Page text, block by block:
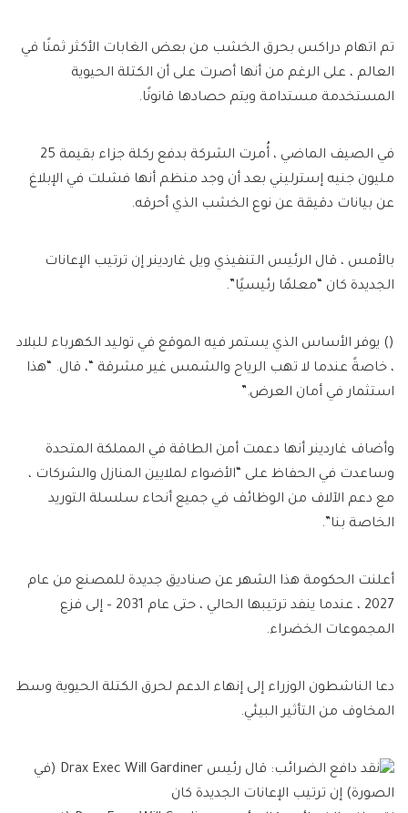
تم اتهام دراكس بحرق الخشب من بعض الغابات الأكثر ثمنًا في
العالم ، على الرغم من أنها أصرت على أن الكتلة الحيوية
المستخدمة مستدامة ويتم حصادها قانونًا.
في الصيف الماضي ، أُمرت الشركة بدفع ركلة جزاء بقيمة 25
مليون جنيه إسترليني بعد أن وجد منظم أنها فشلت في الإبلاغ
عن بيانات دقيقة عن نوع الخشب الذي أحرقه.
بالأمس ، قال الرئيس التنفيذي ويل غاردينر إن ترتيب الإعانات
الجديدة كان “معلمًا رئيسيًا”.
() يوفر الأساس الذي يستمر فيه الموقع في توليد الكهرباء للبلاد
، خاصةً عندما لا تهب الرياح والشمس غير مشرقة “، قال. “هذا
استثمار في أمان العرض.”
وأضاف غاردينر أنها دعمت أمن الطاقة في المملكة المتحدة
وساعدت في الحفاظ على “الأضواء لملايين المنازل والشركات ،
مع دعم الآلاف من الوظائف في جميع أنحاء سلسلة التوريد
الخاصة بنا”.
أعلنت الحكومة هذا الشهر عن صناديق جديدة للمصنع من عام
2027 ، عندما ينفد ترتيبها الحالي ، حتى عام 2031 – إلى فزع
المجموعات الخضراء.
دعا الناشطون الوزراء إلى إنهاء الدعم لحرق الكتلة الحيوية وسط
المخاوف من التأثير البيئي.